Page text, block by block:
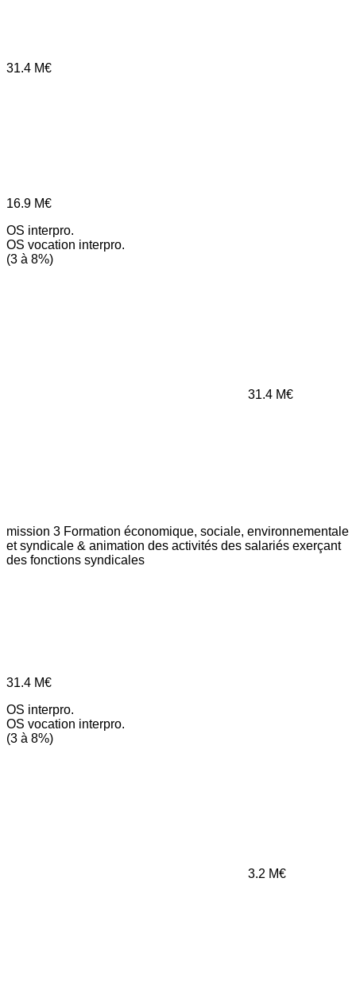
31.4 M€
16.9 M€
OS interpro.
OS vocation interpro.
(3 à 8%)
31.4 M€
mission 3 Formation économique, sociale, environnementale
et syndicale & animation des activités des salariés exerçant
des fonctions syndicales
31.4 M€
OS interpro.
OS vocation interpro.
(3 à 8%)
3.2 M€